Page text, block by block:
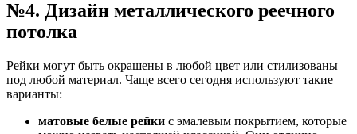
№4. Дизайн металлического реечного
потолка
Рейки могут быть окрашены в любой цвет или стилизованы
под любой материал. Чаще всего сегодня используют такие
варианты:
матовые белые рейки с эмалевым покрытием, которые